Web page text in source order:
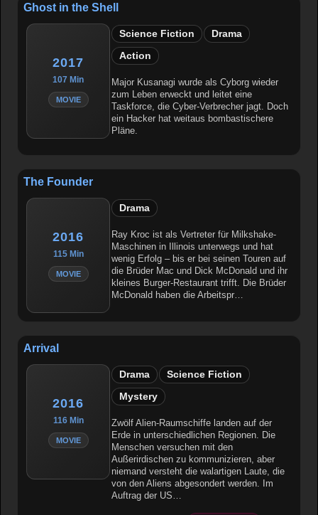
Ghost in the Shell
2017
107 Min
MOVIE
Science Fiction Drama
Action
Major Kusanagi wurde als Cyborg wieder
zum Leben erweckt und leitet eine
Taskforce, die Cyber-Verbrecher jagt. Doch
ein Hacker hat weitaus bombastischere
Pläne.
The Founder
2016
115 Min
MOVIE
Drama
Ray Kroc ist als Vertreter für Milkshake-
Maschinen in Illinois unterwegs und hat
wenig Erfolg – bis er bei seinen Touren auf
die Brüder Mac und Dick McDonald und ihr
kleines Burger-Restaurant trifft. Die Brüder
McDonald haben die Arbeitspr…
Arrival
2016
116 Min
MOVIE
Drama Science Fiction
Mystery
Zwölf Alien-Raumschiffe landen auf der
Erde in unterschiedlichen Regionen. Die
Menschen versuchen mit den
Außerirdischen zu kommunizieren, aber
niemand versteht die walartigen Laute, die
von den Aliens abgesondert werden. Im
Auftrag der US…